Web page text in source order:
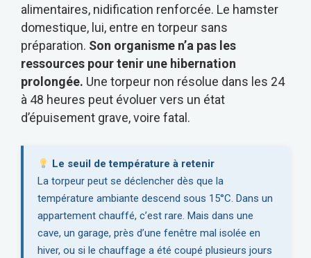
alimentaires, nidification renforcée. Le hamster
domestique, lui, entre en torpeur sans
préparation. Son organisme n’a pas les
ressources pour tenir une hibernation
prolongée. Une torpeur non résolue dans les 24
à 48 heures peut évoluer vers un état
d’épuisement grave, voire fatal.
Le seuil de température à retenir
La torpeur peut se déclencher dès que la
température ambiante descend sous 15°C. Dans un
appartement chauffé, c’est rare. Mais dans une
cave, un garage, près d’une fenêtre mal isolée en
hiver, ou si le chauffage a été coupé plusieurs jours